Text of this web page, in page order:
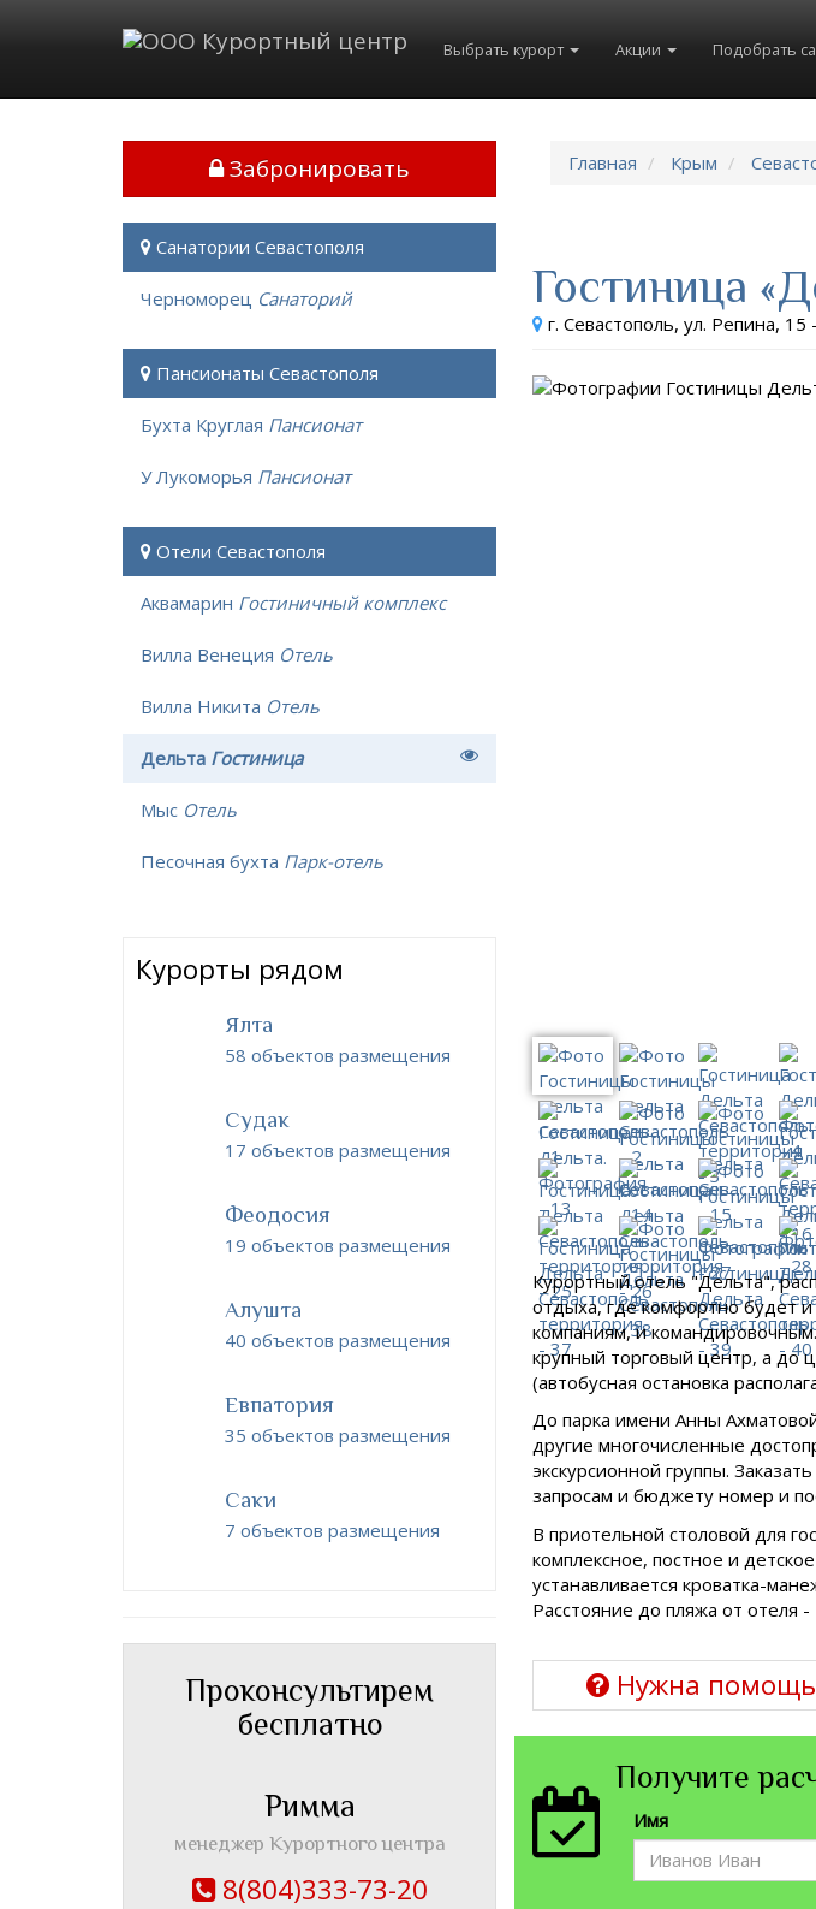
Выбрать курорт Акции Подобрать
Главная Крым
Гостиница
г. Севастополь, ул. Репина, 15 -
Курортный отель "Дельта",
отдыха, где комфортно будет
компаниям, и
крупный торговый центр, а до
(автобусная остановка
До парка имени Анны
другие многочисленные
экскурсионной группы.
запросам и бюджету номер и
В приотельной столовой для
комплексное, постное и
устанавливается кроватка-
Расстояние до пляжа от отеля
Нужна
Получите
Имя
Забронировать
Санатории Севастополя
Черноморец Санаторий
Пансионаты Севастополя
Бухта Круглая Пансионат
У Лукоморья Пансионат
Отели Севастополя
Аквамарин Гостиничный комплекс
Вилла Венеция Отель
Вилла Никита Отель
Дельта Гостиница
Мыс Отель
Песочная бухта Парк-отель
Курорты рядом
Ялта
58 объектов размещения
Судак
17 объектов размещения
Феодосия
19 объектов размещения
Алушта
40 объектов размещения
Евпатория
35 объектов размещения
Саки
7 объектов размещения
Проконсультирем
бесплатно
Римма
менеджер Курортного центра
8(804)333-73-20